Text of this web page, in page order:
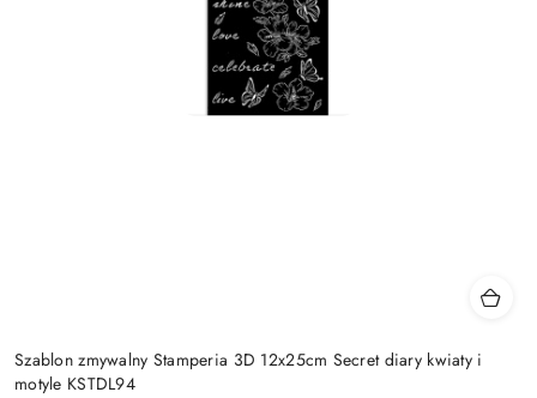
Szablon zmywalny Stamperia 3D 12x25cm Secret diary kwiaty i
motyle KSTDL94